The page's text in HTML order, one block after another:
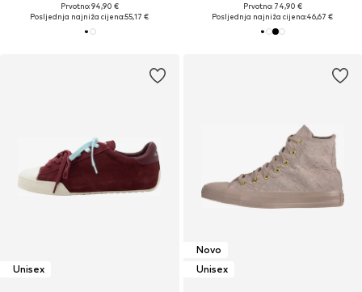
Prvotno: 94,90 €
Posljednja najniža cijena:55,17 €
Prvotno: 74,90 €
Posljednja najniža cijena:46,67 €
Unisex
Novo
Unisex